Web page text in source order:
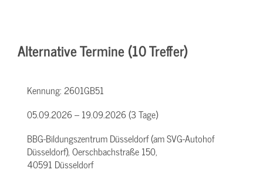
Alternative Termine (10 Treffer)
Kennung:2601GB51
05.09.2026 – 19.09.2026 (3 Tage)
BBG-Bildungszentrum Düsseldorf (am SVG-Autohof
Düsseldorf), Oerschbachstraße 150,
40591 Düsseldorf